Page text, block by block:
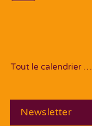
Tout le calendrier …
Newsletter